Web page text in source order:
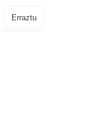
Erraztu